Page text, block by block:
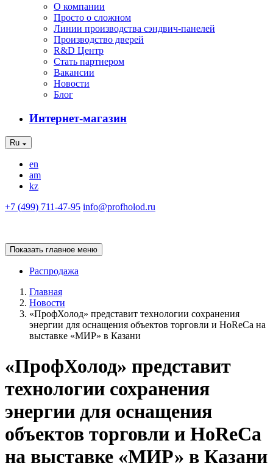
О компании
Просто о сложном
Линии производства сэндвич-панелей
Производство дверей
R&D Центр
Стать партнером
Вакансии
Новости
Блог
Интернет-магазин
Ru
en
am
kz
+7 (499) 711-47-95 info@profholod.ru
Показать главное меню
Распродажа
Главная
Новости
«ПрофХолод» представит технологии сохранения
энергии для оснащения объектов торговли и HoReCa на
выставке «МИР» в Казани
«ПрофХолод» представит
технологии сохранения
энергии для оснащения
объектов торговли и HoReCa
на выставке «МИР» в Казани